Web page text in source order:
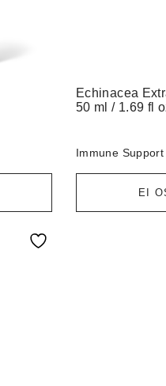
Echinacea
50 ml / 1.69 fl
Immune Support
EI